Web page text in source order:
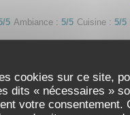
cookies sur ce site,
dits « nécessaires »
votre
/5 Ambiance : 5/5 Cuisine : 5/5
original. Entrées, plats
au top à tous les